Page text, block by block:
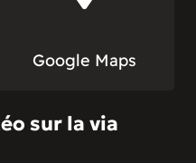
Google Maps
sur la via